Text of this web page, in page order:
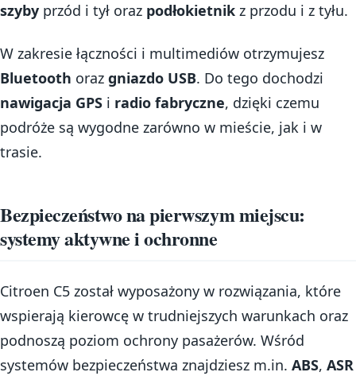
szyby przód i tył oraz podłokietnik z przodu i z tyłu.
W zakresie łączności i multimediów otrzymujesz
Bluetooth oraz gniazdo USB. Do tego dochodzi
nawigacja GPS i radio fabryczne, dzięki czemu
podróże są wygodne zarówno w mieście, jak i w
trasie.
Bezpieczeństwo na pierwszym miejscu:
systemy aktywne i ochronne
Citroen C5 został wyposażony w rozwiązania, które
wspierają kierowcę w trudniejszych warunkach oraz
podnoszą poziom ochrony pasażerów. Wśród
systemów bezpieczeństwa znajdziesz m.in. ABS, ASR